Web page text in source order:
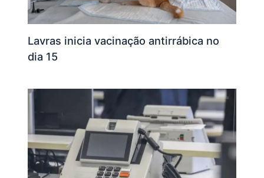
Lavras inicia vacinação antirrábica no
dia 15